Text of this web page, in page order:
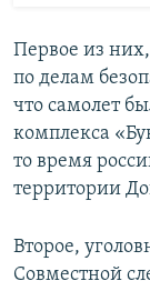
Первое из
по делам
что самолет
комплекса
то время
территории
Второе,
Совместной